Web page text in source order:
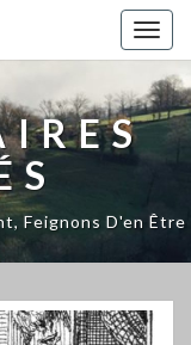
Feignons D'en Être